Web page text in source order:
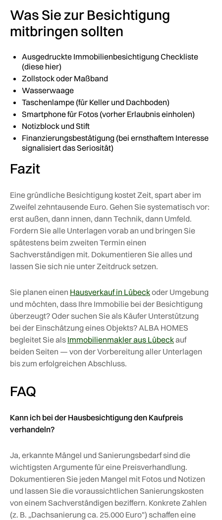
Was Sie zur Besichtigung
mitbringen sollten
Ausgedruckte Immobilienbesichtigung Checkliste
(diese hier)
Zollstock oder Maßband
Wasserwaage
Taschenlampe (für Keller und Dachboden)
Smartphone für Fotos (vorher Erlaubnis einholen)
Notizblock und Stift
Finanzierungsbestätigung (bei ernsthaftem Interesse
signalisiert das Seriosität)
Fazit
Eine gründliche Besichtigung kostet Zeit, spart aber im
Zweifel zehntausende Euro. Gehen Sie systematisch vor:
erst außen, dann innen, dann Technik, dann Umfeld.
Fordern Sie alle Unterlagen vorab an und bringen Sie
spätestens beim zweiten Termin einen
Sachverständigen mit. Dokumentieren Sie alles und
lassen Sie sich nie unter Zeitdruck setzen.
Sie planen einen Hausverkauf in Lübeckoder Umgebung
und möchten, dass Ihre Immobilie bei der Besichtigung
überzeugt? Oder suchen Sie als Käufer Unterstützung
bei der Einschätzung eines Objekts? ALBA HOMES
begleitet Sie als Immobilienmakler aus Lübeckauf
beiden Seiten — von der Vorbereitung aller Unterlagen
bis zum erfolgreichen Abschluss.
FAQ
Kann ich bei der Hausbesichtigung den Kaufpreis
verhandeln?
Ja, erkannte Mängel und Sanierungsbedarf sind die
wichtigsten Argumente für eine Preisverhandlung.
Dokumentieren Sie jeden Mangel mit Fotos und Notizen
und lassen Sie die voraussichtlichen Sanierungskosten
von einem Sachverständigen beziffern. Konkrete Zahlen
(z. B. „Dachsanierung ca. 25.000 Euro") schaffen eine